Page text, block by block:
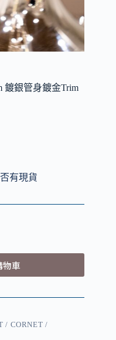
鍍銀管身鍍金Trim
有現貨
物車
/ CORNET /